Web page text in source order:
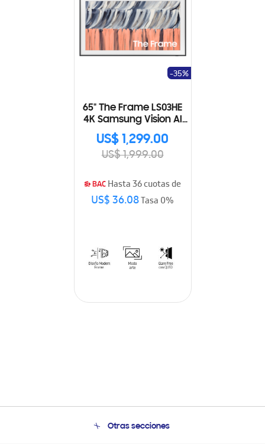
65" The Frame LS03HE
4K Samsung Vision AI
Smart TV (2026)
US$ 1,299.00
US$ 1,999.00
-35%
Hasta 36 cuotas de
US$ 36.08Tasa 0%
Otras secciones